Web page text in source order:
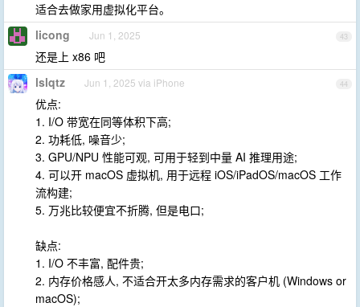
适合去做家用虚拟化平台。
43
licong Jun 1, 2025
还是上 x86 吧
44
lslqtz Jun 1, 2025 via iPhone
优点:
1. I/O 带宽在同等体积下高;
2. 功耗低, 噪音少;
3. GPU/NPU 性能可观, 可用于轻到中量 AI 推理用途;
4. 可以开 macOS 虚拟机, 用于远程 iOS/iPadOS/macOS 工作
流构建;
5. 万兆比较便宜不折腾, 但是电口;
缺点:
1. I/O 不丰富, 配件贵;
2. 内存价格感人, 不适合开太多内存需求的客户机 (Windows or
macOS);